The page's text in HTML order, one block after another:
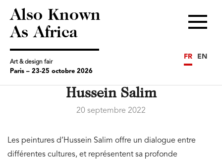
Also Known
As Africa
Art & design fair
Paris – 23-25 octobre 2026
Menu
FR EN
Hussein Salim
20 septembre 2022
Les peintures d’Hussein Salim offre un dialogue entre
différentes cultures, et représentent sa profonde